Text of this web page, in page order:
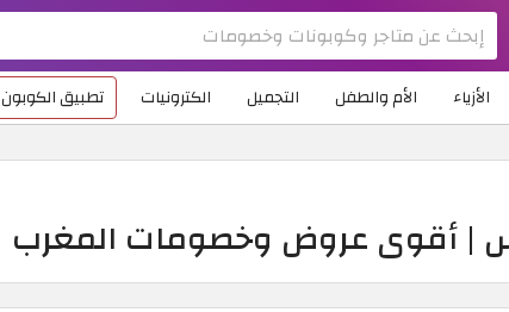
الأزياء الأم والطفل التجميل الكترونيات تطبيق الكوبون
| أقوى عروض وخصومات المغرب